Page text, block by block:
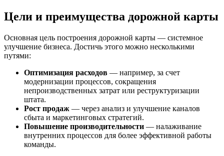
Цели и преимущества дорожной карты
Основная цель построения дорожной карты — системное
улучшение бизнеса. Достичь этого можно несколькими
путями:
Оптимизация расходов — например, за счет
модернизации процессов, сокращения
непроизводственных затрат или реструктуризации
штата.
Рост продаж — через анализ и улучшение каналов
сбыта и маркетинговых стратегий.
Повышение производительности — налаживание
внутренних процессов для более эффективной работы
команды.